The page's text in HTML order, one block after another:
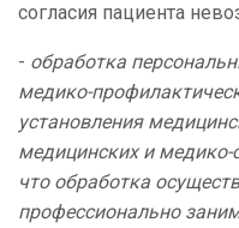
согласия пациента
- обработка
медико-
установления
медицинских и медико-
что обработка
профессионально